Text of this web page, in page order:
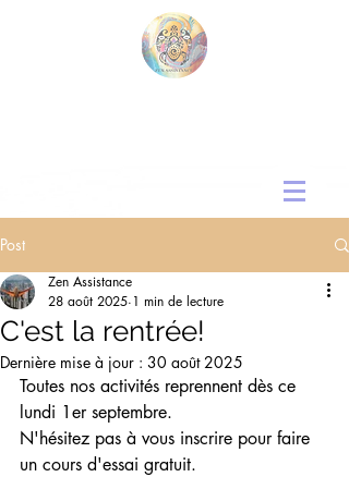
Post
C'est la rentrée!
Zen Assistance
28 août 2025 1 min de lecture
Dernière mise à jour : 30 août 2025
Toutes nos activités reprennent dès ce
lundi 1er septembre.
N'hésitez pas à vous inscrire pour faire
un cours d'essai gratuit.